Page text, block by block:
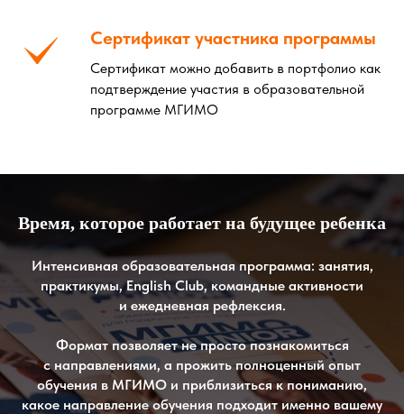
Сертификат участника программы
Сертификат можно добавить в портфолио как
подтверждение участия в образовательной
программе МГИМО
Время, которое работает на будущее ребенка
Интенсивная образовательная программа: занятия,
практикумы, English Club, командные активности
и ежедневная рефлексия.
Формат позволяет не просто познакомиться
с направлениями, а прожить полноценный опыт
обучения в МГИМО и приблизиться к пониманию,
какое направление обучения подходит именно вашему